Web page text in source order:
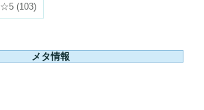
☆5 (103)
メタ情報